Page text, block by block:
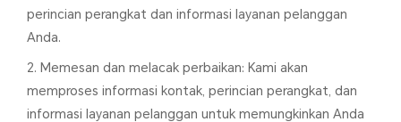
perincian perangkat dan informasi layanan pelanggan
Anda.
2. Memesan dan melacak perbaikan: Kami akan
memproses informasi kontak, perincian perangkat, dan
informasi layanan pelanggan untuk memungkinkan Anda